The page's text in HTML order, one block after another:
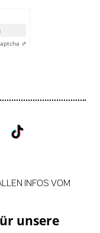
⇗
unsere
INFOS VOM